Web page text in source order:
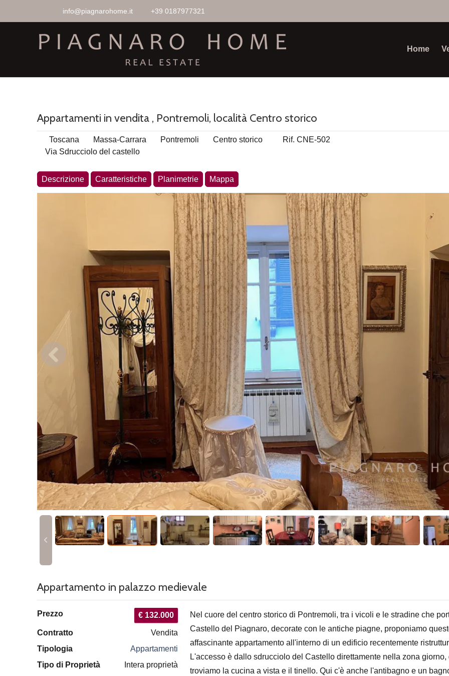
info@piagnarohome.it +39 0187977321
Home
Appartamenti in vendita , Pontremoli, località Centro storico
Toscana Massa-Carrara Pontremoli Centro storico
Rif. CNE-502
Via Sdrucciolo del castello
Descrizione Caratteristiche Planimetrie Mappa
Appartamento in palazzo medievale
Prezzo € 132.000
Contratto
Vendita
Tipologia
Appartamenti
Tipo di Proprietà
Intera proprietà
Nel cuore del centro storico di Pontremoli, tra i vicoli e le stradine che
Castello del Piagnaro, decorate con le antiche piagne, proponiamo
affascinante appartamento all'interno di un edificio recentemente
L'accesso è dallo sdrucciolo del Castello direttamente nella zona giorno,
troviamo la cucina a vista e il tinello. Qui c'è anche l'antibagno e un